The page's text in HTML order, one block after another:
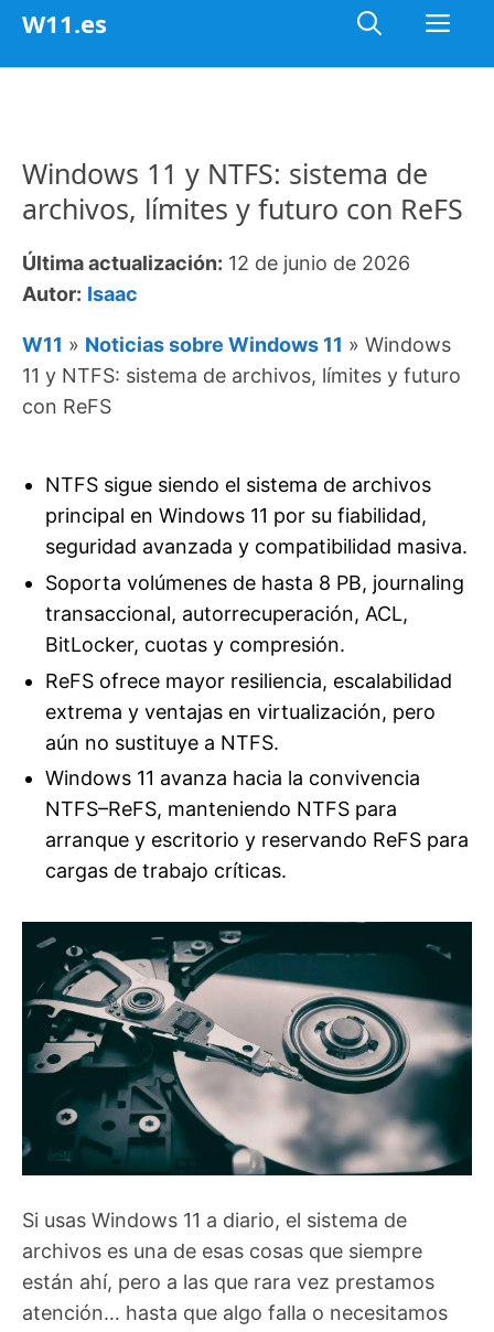
Saltar
W11.es
Windows 11 y NTFS: sistema de
archivos, límites y futuro con ReFS
Última actualización: 12 de junio de 2026
Autor: Isaac
W11 » Noticias sobre Windows 11 » Windows
11 y NTFS: sistema de archivos, límites y futuro
con ReFS
NTFS sigue siendo el sistema de archivos
principal en Windows 11 por su fiabilidad,
seguridad avanzada y compatibilidad masiva.
Soporta volúmenes de hasta 8 PB, journaling
transaccional, autorrecuperación, ACL,
BitLocker, cuotas y compresión.
ReFS ofrece mayor resiliencia, escalabilidad
extrema y ventajas en virtualización, pero
aún no sustituye a NTFS.
Windows 11 avanza hacia la convivencia
NTFS–ReFS, manteniendo NTFS para
arranque y escritorio y reservando ReFS para
cargas de trabajo críticas.
Si usas Windows 11 a diario, el sistema de
archivos es una de esas cosas que siempre
están ahí, pero a las que rara vez prestamos
atención… hasta que algo falla o necesitamos